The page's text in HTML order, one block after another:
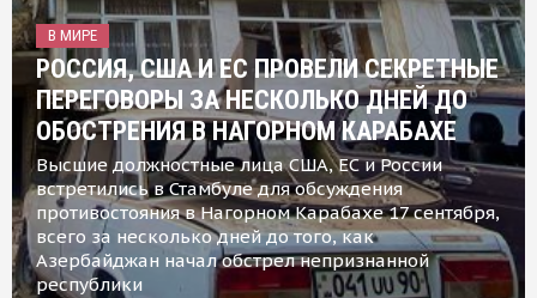
В МИРЕ
РОССИЯ, США И ЕС ПРОВЕЛИ СЕКРЕТНЫЕ
ПЕРЕГОВОРЫ ЗА НЕСКОЛЬКО ДНЕЙ ДО
ОБОСТРЕНИЯ В НАГОРНОМ КАРАБАХЕ
Высшие должностные лица США, ЕС и России
встретились в Стамбуле для обсуждения
противостояния в Нагорном Карабахе 17 сентября,
всего за несколько дней до того, как
Азербайджан начал обстрел непризнанной
республики